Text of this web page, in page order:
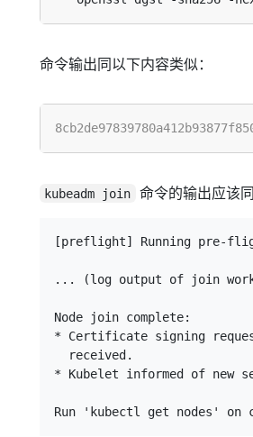
命令输出同以下内容类似：
kubeadm join 命令的输出应该
[preflight] Running pre-
... (log output of join
Node join complete:
* Certificate signing
  received.
* Kubelet informed of new